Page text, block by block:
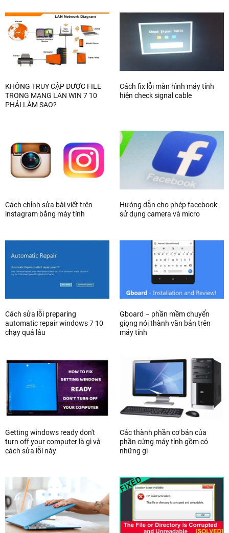
KHÔNG TRUY CẬP ĐƯỢC FILE
TRONG MẠNG LAN WIN 7 10
PHẢI LÀM SAO?
Cách fix lỗi màn hình máy tính
hiện check signal cable
Cách chỉnh sửa bài viết trên
instagram bằng máy tính
Hướng dẫn cho phép facebook
sử dụng camera và micro
Cách sửa lỗi preparing
automatic repair windows 7 10
chạy quá lâu
Gboard – phần mềm chuyển
giọng nói thành văn bản trên
máy tính
Getting windows ready don't
turn off your computer là gì và
cách sửa lỗi này
Các thành phần cơ bản của
phần cứng máy tính gồm có
những gì